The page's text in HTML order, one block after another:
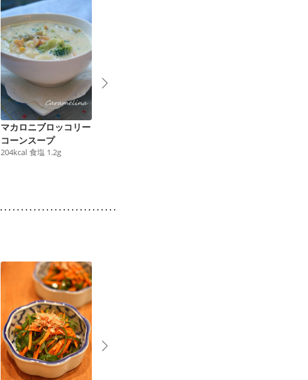
マカロニブロッコリー
コーンスープ
204kcal 食塩 1.2g